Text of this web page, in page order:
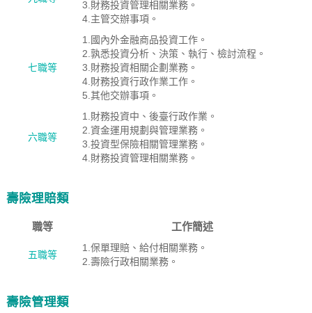
3.財務投資管理相關業務。
4.主管交辦事項。
七職等
1.國內外金融商品投資工作。
2.孰悉投資分析、決策、執行、檢討流程。
3.財務投資相關企劃業務。
4.財務投資行政作業工作。
5.其他交辦事項。
六職等
1.財務投資中、後臺行政作業。
2.資金運用規劃與管理業務。
3.投資型保險相關管理業務。
4.財務投資管理相關業務。
壽險理賠類
職等 工作簡述
五職等
1.保單理賠、給付相關業務。
2.壽險行政相關業務。
壽險管理類